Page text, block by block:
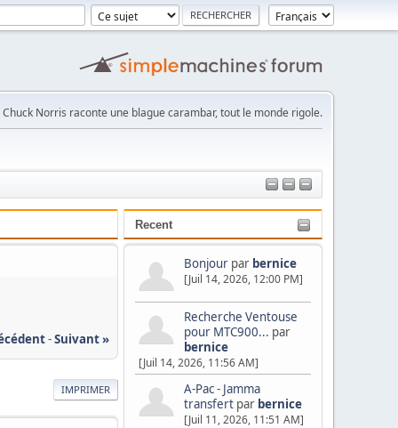
Chuck Norris raconte une blague carambar, tout le monde rigole.
Recent
Bonjour par bernice
[Juil 14, 2026, 12:00 PM]
Recherche Ventouse
pour MTC900... par
bernice
[Juil 14, 2026, 11:56 AM]
A-Pac - Jamma
transfert par bernice
[Juil 11, 2026, 11:51 AM]
-Suivant »
IMPRIMER